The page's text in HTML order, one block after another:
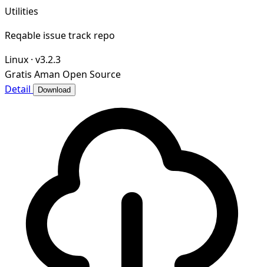
Utilities
Reqable issue track repo
Linux · v3.2.3
Gratis Aman Open Source
Detail
Download